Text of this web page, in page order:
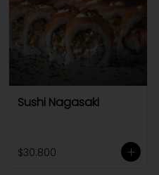
Sushi Nagasaki
$30.800